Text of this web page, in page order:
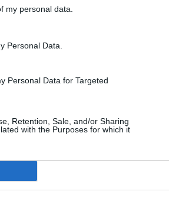
my personal data.
Personal Data.
Personal Data for Targeted
Retention, Sale, and/or Sharing
with the Purposes for which it